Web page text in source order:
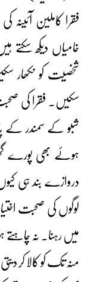
فقرا کاملین
خامیاں دیکھ سکتے
شخصیت کو نکھار
سکیں۔ فقرا کی
شبو کے سمندر کے
ہوئے بھی پورے
دروازے بند ہی
لوگوں کی صحبت
میں رہنا۔ نہ چاہتے
منہ تک کو کالا کر